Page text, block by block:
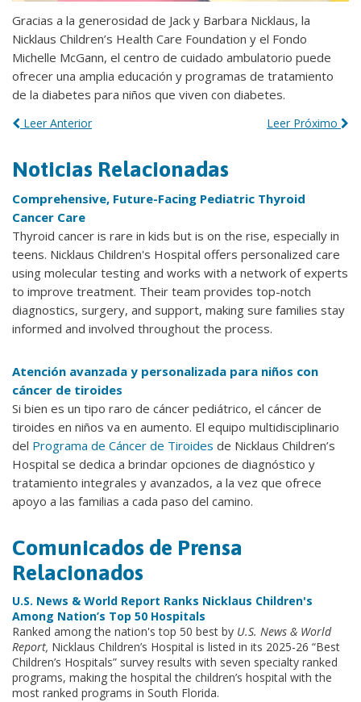
Gracias a la generosidad de Jack y Barbara Nicklaus, la
Nicklaus Children’s Health Care Foundation y el Fondo
Michelle McGann, el centro de cuidado ambulatorio puede
ofrecer una amplia educación y programas de tratamiento
de la diabetes para niños que viven con diabetes.
Leer Próximo
Leer Anterior
Noticias Relacionadas
Comprehensive, Future-Facing Pediatric Thyroid
Cancer Care
Thyroid cancer is rare in kids but is on the rise, especially in
teens. Nicklaus Children's Hospital offers personalized care
using molecular testing and works with a network of experts
to improve treatment. Their team provides top-notch
diagnostics, surgery, and support, making sure families stay
informed and involved throughout the process.
Atención avanzada y personalizada para niños con
cáncer de tiroides
Si bien es un tipo raro de cáncer pediátrico, el cáncer de
tiroides en niños va en aumento. El equipo multidisciplinario
del Programa de Cáncer de Tiroides de Nicklaus Children’s
Hospital se dedica a brindar opciones de diagnóstico y
tratamiento integrales y avanzados, a la vez que ofrece
apoyo a las familias a cada paso del camino.
Comunicados de Prensa
Relacionados
U.S. News & World Report Ranks Nicklaus Children's
Among Nation’s Top 50 Hospitals
Ranked among the nation's top 50 best by U.S. News & World
Report, Nicklaus Children’s Hospital is listed in its 2025-26 “Best
Children’s Hospitals” survey results with seven specialty ranked
programs, making the hospital the children’s hospital with the
most ranked programs in South Florida.